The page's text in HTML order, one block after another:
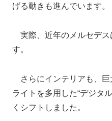
げる動きも進んでいます。
実際、近年のメルセデス
す。
さらにインテリアも、巨
ライトを多用した“デジタ
くシフトしました。